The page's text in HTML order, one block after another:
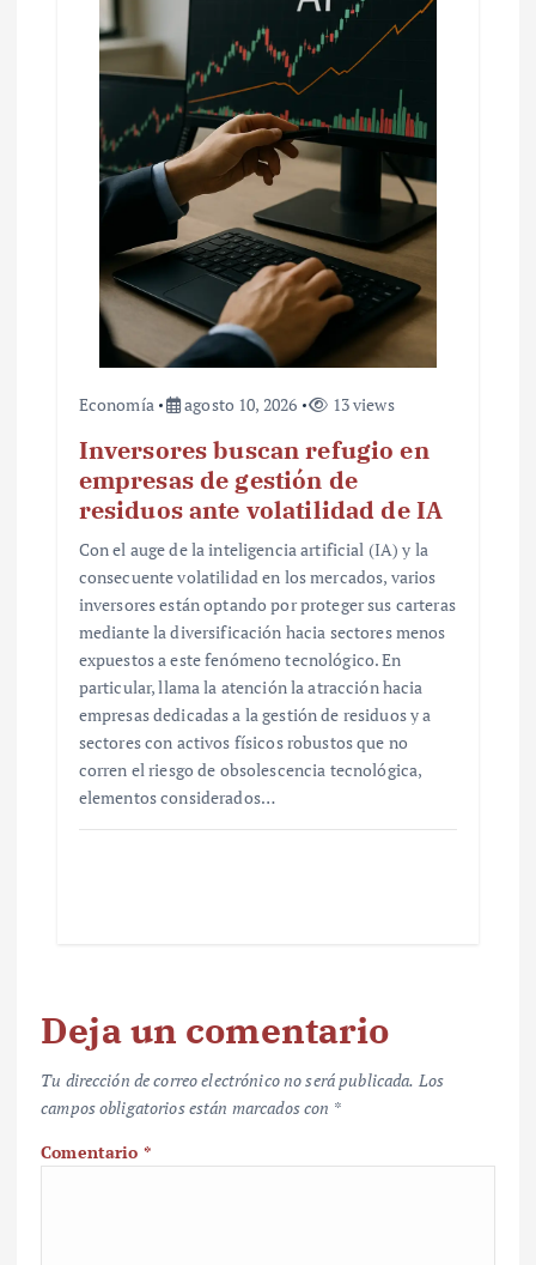
Economía agosto 10, 2026 13 views
Inversores buscan refugio en
empresas de gestión de
residuos ante volatilidad de IA
Con el auge de la inteligencia artificial (IA) y la
consecuente volatilidad en los mercados, varios
inversores están optando por proteger sus carteras
mediante la diversificación hacia sectores menos
expuestos a este fenómeno tecnológico. En
particular, llama la atención la atracción hacia
empresas dedicadas a la gestión de residuos y a
sectores con activos físicos robustos que no
corren el riesgo de obsolescencia tecnológica,
elementos considerados…
Deja un comentario
Tu dirección de correo electrónico no será publicada. Los
campos obligatorios están marcados con *
Comentario *